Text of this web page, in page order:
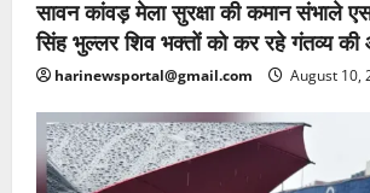
सावन कांवड़ मेला सुरक्षा की कमान संभाले
सिंह भुल्लर शिव भक्तों को कर रहे गंतव्य की
harinewsportal@gmail.com August 10,